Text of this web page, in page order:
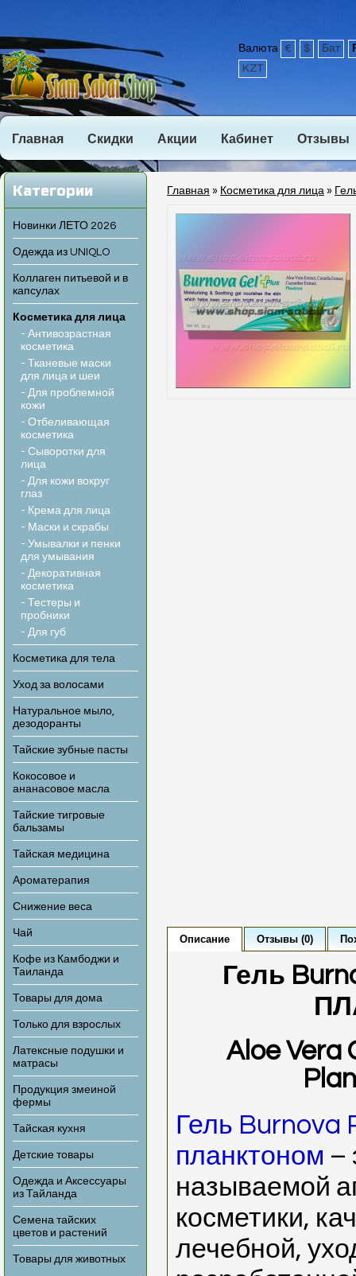
Валюта € $ Бат
KZT
Главная Скидки Акции Кабинет Отзывы
Категории
Новинки ЛЕТО 2026
Одежда из UNIQLO
Коллаген питьевой и в
капсулах
Косметика для лица
- Антивозрастная
косметика
- Тканевые маски
для лица и шеи
- Для проблемной
кожи
- Отбеливающая
косметика
- Сыворотки для
лица
- Для кожи вокруг
глаз
- Крема для лица
- Маски и скрабы
- Умывалки и пенки
для умывания
- Декоративная
косметика
- Тестеры и
пробники
- Для губ
Косметика для тела
Уход за волосами
Натуральное мыло,
дезодоранты
Тайские зубные пасты
Кокосовое и
ананасовое масла
Тайские тигровые
бальзамы
Тайская медицина
Ароматерапия
Снижение веса
Чай
Кофе из Камбоджи и
Таиланда
Товары для дома
Только для взрослых
Латексные подушки и
матрасы
Продукция змеиной
фермы
Тайская кухня
Детские товары
Одежда и Аксессуары
из Тайланда
Семена тайских
цветов и растений
Товары для животных
Главная » Косметика для лица »
Описание Отзывы (0)
Гель
Aloe Vera
Гель Burnova
планктоном –
называемой
косметики,
лечебной,